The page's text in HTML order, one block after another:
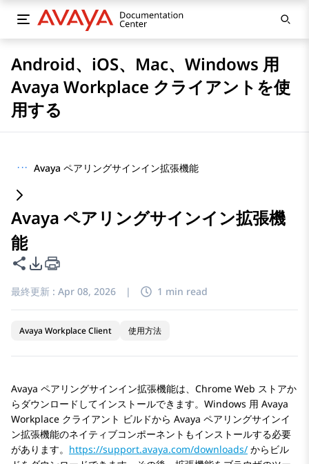
Android、iOS、Mac、Windows 用
Avaya Workplace クライアントを使
用する
··· Avaya ペアリングサインイン拡張機能
Avaya ペアリングサインイン拡張機
能
このページを共有
PDFエクスポートオプション
最終更新 : Apr 08, 2026 | 1 min read
Avaya Workplace Client 使用方法
Avaya ペアリングサインイン拡張機能は、Chrome Web ストアか
らダウンロードしてインストールできます。 Windows 用 Avaya
Workplace クライアント ビルドから Avaya ペアリングサインイ
ン拡張機能のネイティブコンポーネントもインストールする必要
があります。 https://support.avaya.com/downloads/ からビル